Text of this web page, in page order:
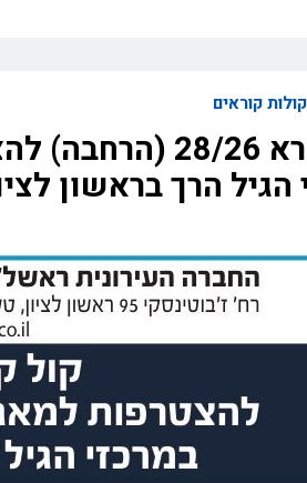
קולות קוראים
קול קורא 28/
הגיל הרך בראשון